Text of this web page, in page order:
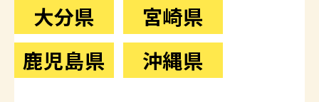
大分県
宮崎県
鹿児島県
沖縄県